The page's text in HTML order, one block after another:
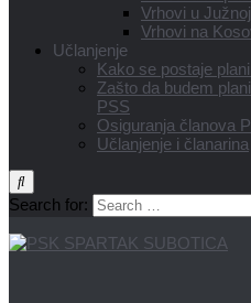
Vrhovi u
Vrhovi na
Učlanjenje
Kako se postaje
Zašto da budem
PSS
Osiguranja članova
Učlanjenje i članarina
Search for: